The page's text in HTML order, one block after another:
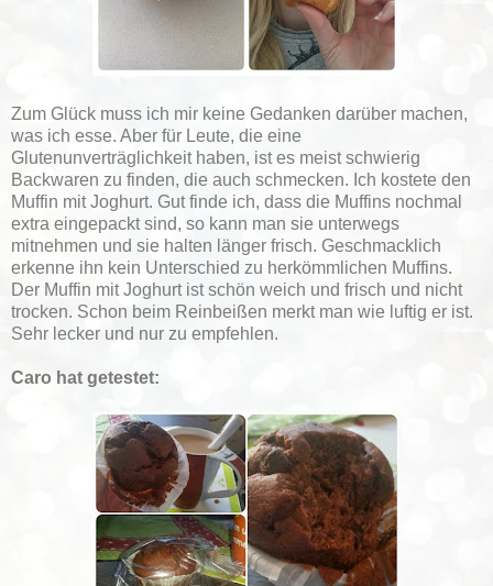
Zum Glück muss ich mir keine Gedanken darüber machen,
was ich esse. Aber für Leute, die eine
Glutenunverträglichkeit haben, ist es meist schwierig
Backwaren zu finden, die auch schmecken. Ich kostete den
Muffin mit Joghurt. Gut finde ich, dass die Muffins nochmal
extra eingepackt sind, so kann man sie unterwegs
mitnehmen und sie halten länger frisch. Geschmacklich
erkenne ihn kein Unterschied zu herkömmlichen Muffins.
Der Muffin mit Joghurt ist schön weich und frisch und nicht
trocken. Schon beim Reinbeißen merkt man wie luftig er ist.
Sehr lecker und nur zu empfehlen.
Caro hat getestet: